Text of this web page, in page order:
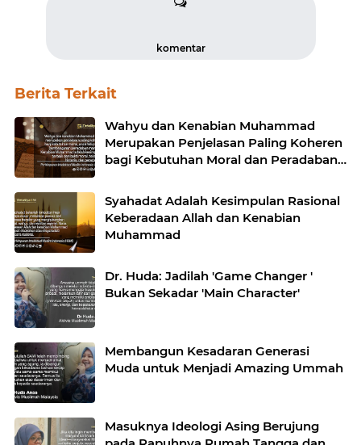
komentar
Berita Terkait
Wahyu dan Kenabian Muhammad
Merupakan Penjelasan Paling Koheren
bagi Kebutuhan Moral dan Peradaban
Syahadat Adalah Kesimpulan Rasional
Keberadaan Allah dan Kenabian
Muhammad
Dr. Huda: Jadilah 'Game Changer '
Bukan Sekadar 'Main Character'
Membangun Kesadaran Generasi
Muda untuk Menjadi Amazing Ummah
Masuknya Ideologi Asing Berujung